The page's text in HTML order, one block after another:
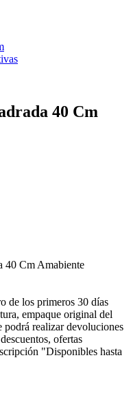
40 Cm
40 Cm Amabiente
de los primeros 30 días
empaque original del
realizar devoluciones
ofertas
"Disponibles hasta